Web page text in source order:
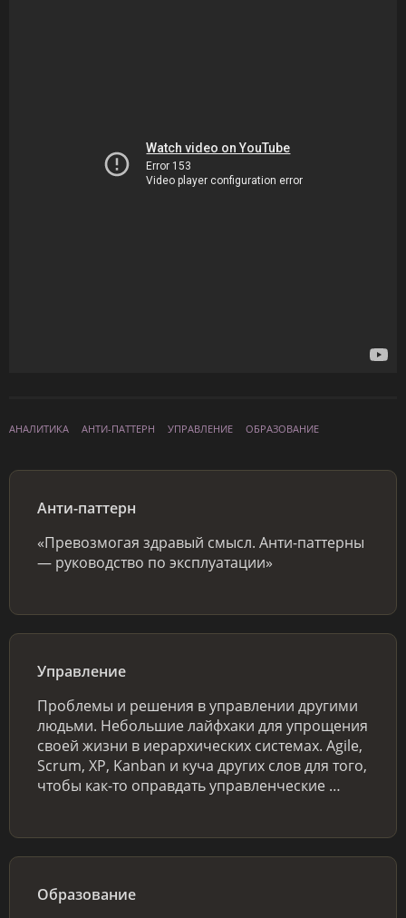
АНАЛИТИКА АНТИ-ПАТТЕРН УПРАВЛЕНИЕ ОБРАЗОВАНИЕ
Анти-паттерн
«Превозмогая здравый смысл. Анти-паттерны
— руководство по эксплуатации»
Управление
Проблемы и решения в управлении другими
людьми. Небольшие лайфхаки для упрощения
своей жизни в иерархических системах. Agile,
Scrum, XP, Kanban и куча других слов для того,
чтобы как-то оправдать управленческие …
Образование